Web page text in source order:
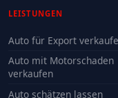
LEISTUNGEN
Auto für Export
Auto mit Motorschaden
verkaufen
Auto schätzen lassen